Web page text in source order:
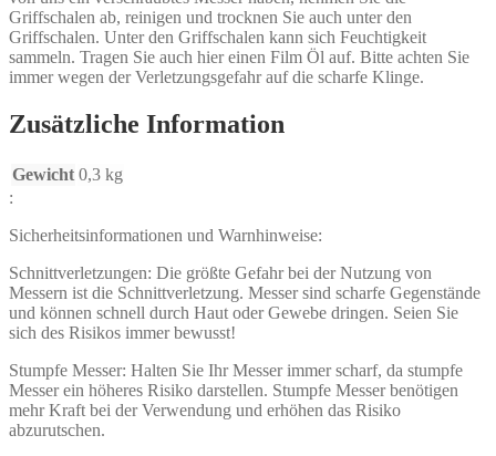
Griffschalen ab, reinigen und trocknen Sie auch unter den
Griffschalen. Unter den Griffschalen kann sich Feuchtigkeit
sammeln. Tragen Sie auch hier einen Film Öl auf. Bitte achten Sie
immer wegen der Verletzungsgefahr auf die scharfe Klinge.
Zusätzliche Information
Gewicht 0,3 kg
:
Sicherheitsinformationen und Warnhinweise:
Schnittverletzungen: Die größte Gefahr bei der Nutzung von
Messern ist die Schnittverletzung. Messer sind scharfe Gegenstände
und können schnell durch Haut oder Gewebe dringen. Seien Sie
sich des Risikos immer bewusst!
Stumpfe Messer: Halten Sie Ihr Messer immer scharf, da stumpfe
Messer ein höheres Risiko darstellen. Stumpfe Messer benötigen
mehr Kraft bei der Verwendung und erhöhen das Risiko
abzurutschen.